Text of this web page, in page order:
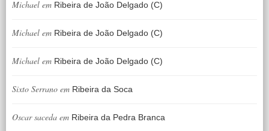
Michael em Ribeira de João Delgado (C)
Michael em Ribeira de João Delgado (C)
Michael em Ribeira de João Delgado (C)
Sixto Serrano em Ribeira da Soca
Oscar saceda em Ribeira da Pedra Branca